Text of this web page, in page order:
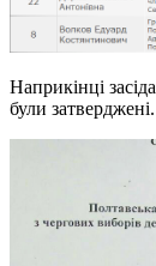
Наприкінці
були